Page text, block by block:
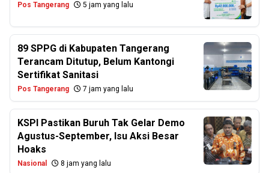
Pos Tangerang 5 jam yang lalu
89 SPPG di Kabupaten Tangerang
Terancam Ditutup, Belum Kantongi
Sertifikat Sanitasi
Pos Tangerang 7 jam yang lalu
KSPI Pastikan Buruh Tak Gelar Demo
Agustus-September, Isu Aksi Besar
Hoaks
Nasional 8 jam yang lalu